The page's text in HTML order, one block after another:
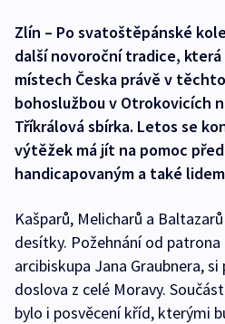
Zlín – Po svatoštěpánské
další novoroční tradice,
místech Česka právě v
bohoslužbou v Otrokovicích
Tříkrálová sbírka. Letos se
výtěžek má jít na pomoc
handicapovaným a také
Kašparů, Melicharů a
desítky. Požehnání od
arcibiskupa Jana Graubnera,
doslova z celé Moravy.
bylo i posvěcení kříd, kterými